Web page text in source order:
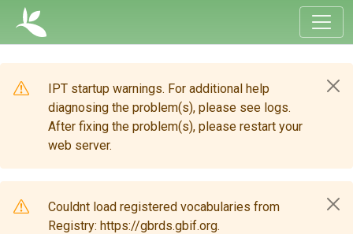
IPT startup warnings. For additional help
diagnosing the problem(s), please see logs.
After fixing the problem(s), please restart your
web server.
Couldnt load registered vocabularies from
Registry: https://gbrds.gbif.org.